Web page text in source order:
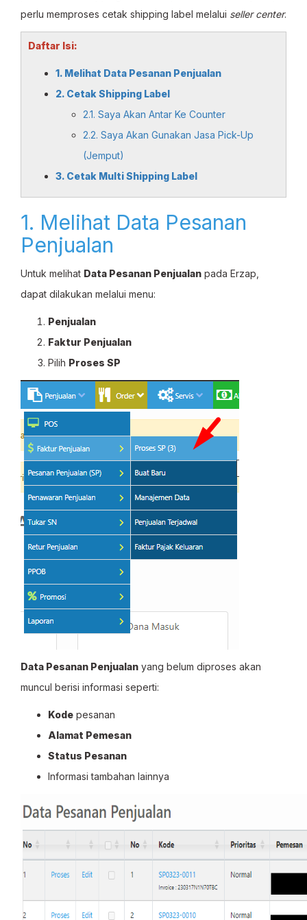
perlu memproses cetak shipping label melalui seller center.
Daftar Isi:
1. Melihat Data Pesanan Penjualan
2. Cetak Shipping Label
2.1. Saya Akan Antar Ke Counter
2.2. Saya Akan Gunakan Jasa Pick-Up
(Jemput)
3. Cetak Multi Shipping Label
1. Melihat Data Pesanan
Penjualan
Untuk melihat Data Pesanan Penjualan pada Erzap,
dapat dilakukan melalui menu:
Penjualan
Faktur Penjualan
Pilih Proses SP
Data Pesanan Penjualan yang belum diproses akan
muncul berisi informasi seperti:
Kode pesanan
Alamat Pemesan
Status Pesanan
Informasi tambahan lainnya